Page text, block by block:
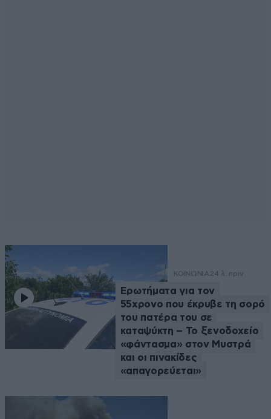
ΚΟΙΝΩΝΙΑ 24 λ. πριν
Ερωτήματα για τον
55χρονο που έκρυβε τη σορό
του πατέρα του σε
καταψύκτη – Το ξενοδοχείο
«φάντασμα» στον Μυστρά
και οι πινακίδες
«απαγορεύεται»